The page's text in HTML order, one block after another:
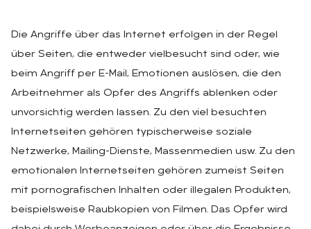
Die Angriffe über das Internet erfolgen in der Regel
über Seiten, die entweder vielbesucht sind oder, wie
beim Angriff per E-Mail, Emotionen auslösen, die den
Arbeitnehmer als Opfer des Angriffs ablenken oder
unvorsichtig werden lassen. Zu den viel besuchten
Internetseiten gehören typischerweise soziale
Netzwerke, Mailing-Dienste, Massenmedien usw. Zu den
emotionalen Internetseiten gehören zumeist Seiten
mit pornografischen Inhalten oder illegalen Produkten,
beispielsweise Raubkopien von Filmen. Das Opfer wird